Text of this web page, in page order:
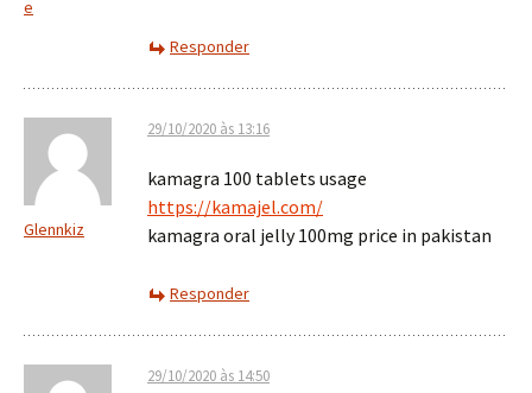
e
Responder
Glennkiz
29/10/2020 às 13:16
kamagra 100 tablets usage
https://kamajel.com/
kamagra oral jelly 100mg price in pakistan
Responder
29/10/2020 às 14:50